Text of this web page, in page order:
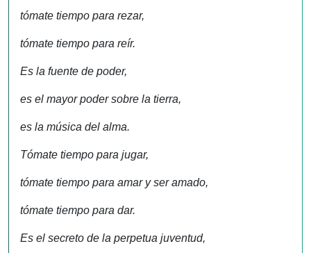
tómate tiempo para rezar,
tómate tiempo para reír.
Es la fuente de poder,
es el mayor poder sobre la tierra,
es la música del alma.
Tómate tiempo para jugar,
tómate tiempo para amar y ser amado,
tómate tiempo para dar.
Es el secreto de la perpetua juventud,